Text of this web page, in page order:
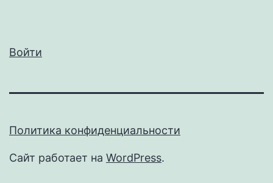
Войти
Политика конфиденциальности
Сайт работает на WordPress.